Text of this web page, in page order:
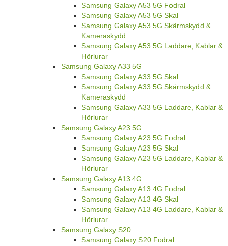
Samsung Galaxy A53 5G Fodral
Samsung Galaxy A53 5G Skal
Samsung Galaxy A53 5G Skärmskydd &
Kameraskydd
Samsung Galaxy A53 5G Laddare, Kablar &
Hörlurar
Samsung Galaxy A33 5G
Samsung Galaxy A33 5G Skal
Samsung Galaxy A33 5G Skärmskydd &
Kameraskydd
Samsung Galaxy A33 5G Laddare, Kablar &
Hörlurar
Samsung Galaxy A23 5G
Samsung Galaxy A23 5G Fodral
Samsung Galaxy A23 5G Skal
Samsung Galaxy A23 5G Laddare, Kablar &
Hörlurar
Samsung Galaxy A13 4G
Samsung Galaxy A13 4G Fodral
Samsung Galaxy A13 4G Skal
Samsung Galaxy A13 4G Laddare, Kablar &
Hörlurar
Samsung Galaxy S20
Samsung Galaxy S20 Fodral